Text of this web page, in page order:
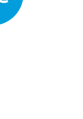
hover over the
right corner of the
xxxxxxx (7 or 9